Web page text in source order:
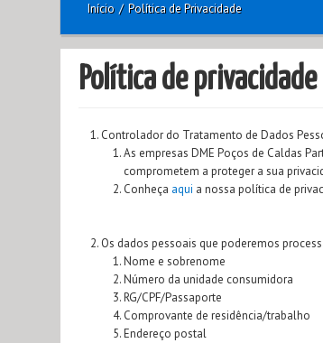
Início / Política de Privacidade
Política de
Controlador do Tratamento de Dados
As empresas DME Poços de Caldas
comprometem a proteger a sua
Conheça aqui a nossa política de
Os dados pessoais que poderemos
Nome e sobrenome
Número da unidade consumidora
RG/CPF/Passaporte
Comprovante de residência/trabalho
Endereço postal